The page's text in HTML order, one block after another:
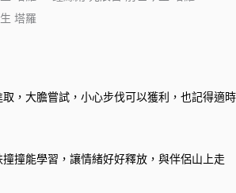
，大膽嘗試，小心步伐可以獲利，也記得適時
撞能學習，讓情緒好好釋放，與伴侶山上走